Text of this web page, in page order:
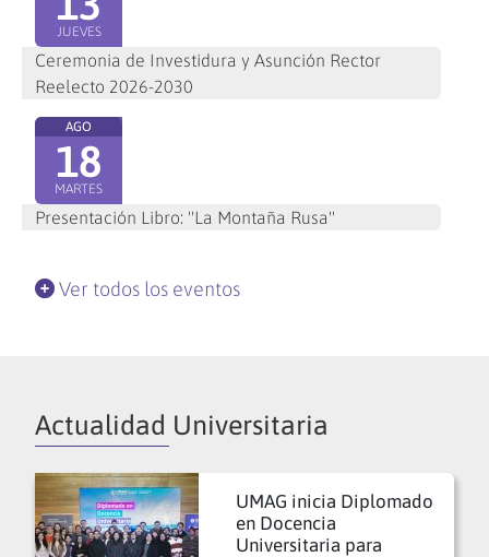
JUEVES
Ceremonia de Investidura y Asunción Rector
Reelecto 2026-2030
AGO
18
MARTES
Presentación Libro: "La Montaña Rusa"
Ver todos los eventos
Actualidad Universitaria
UMAG inicia Diplomado
en Docencia
Universitaria para